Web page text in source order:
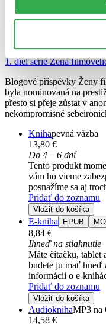
CZ
1. diel sérieŽena
Blogové příspěvky Ženy
byla nominovaná na
přesto si přeje zůstat v
nekompromisně
Knihapevná väzba
13,80 €
Do 4 – 6 dní
Tento produkt
vám ho vieme
posnažíme sa aj
Pridať do zoznamu
Vložiť do košíka
E-kniha EPUB
8,84 €
Ihneď na stiahnutie
Máte čítačku, tablet
budete ju mať hneď
informácii o e-
Pridať do zoznamu
Vložiť do košíka
AudioknihaMP3 na
14,58 €